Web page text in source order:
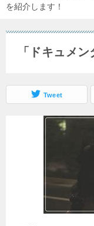
を紹介します！
「ドキュメ
Tweet